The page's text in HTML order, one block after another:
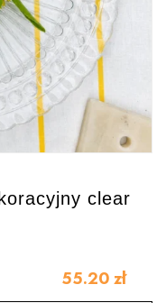
clear
55.20 zł